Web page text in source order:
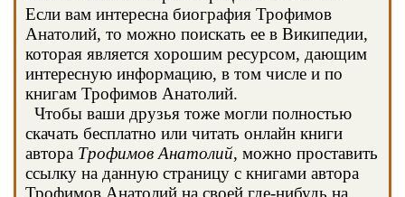
Если вам интересна биография Трофимов
Анатолий, то можно поискать ее в Википедии,
которая является хорошим ресурсом, дающим
интересную информацию, в том числе и по
книгам Трофимов Анатолий.
Чтобы ваши друзья тоже могли полностью
скачать бесплатно или читать онлайн книги
автора Трофимов Анатолий, можно проставить
ссылку на данную страницу с книгами автора
Трофимов Анатолий на своей где-нибудь на